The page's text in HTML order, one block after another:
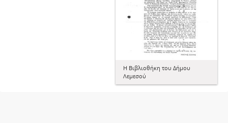
Η Βιβλιοθήκη του Δήμου
Λεμεσού